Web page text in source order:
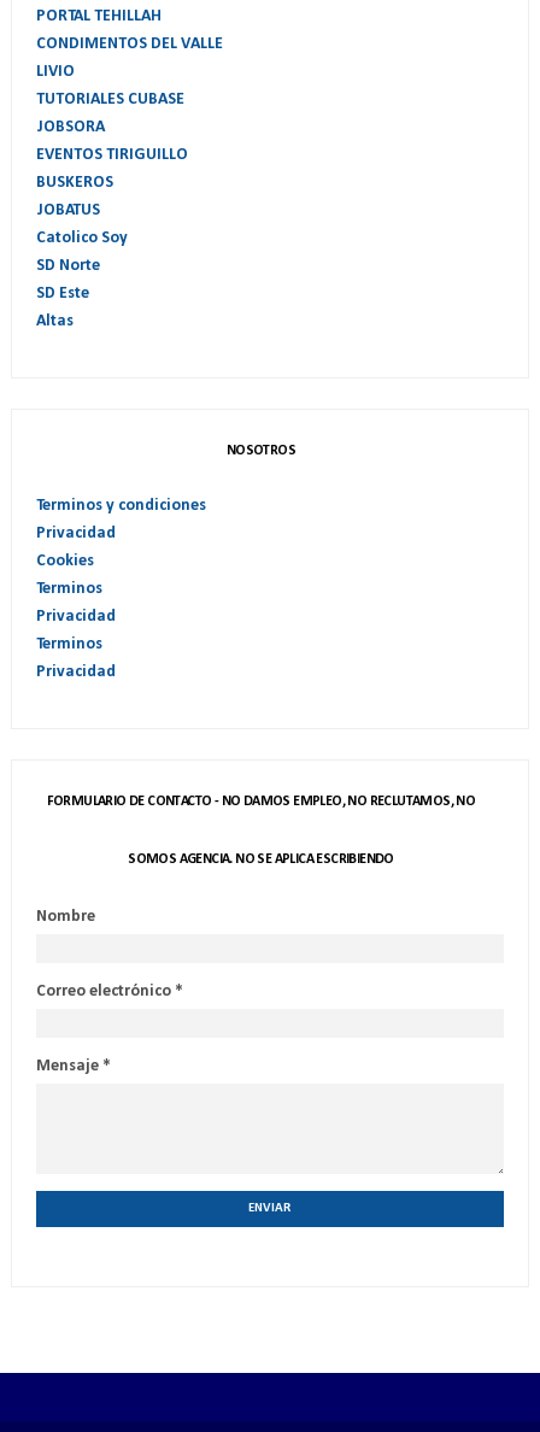
PORTAL TEHILLAH
CONDIMENTOS DEL VALLE
LIVIO
TUTORIALES CUBASE
JOBSORA
EVENTOS TIRIGUILLO
BUSKEROS
JOBATUS
Catolico Soy
SD Norte
SD Este
Altas
NOSOTROS
Terminos y condiciones
Privacidad
Cookies
Terminos
Privacidad
Terminos
Privacidad
FORMULARIO DE CONTACTO - NO DAMOS EMPLEO, NO RECLUTAMOS, NO
SOMOS AGENCIA. NO SE APLICA ESCRIBIENDO
Nombre
Correo electrónico *
Mensaje *